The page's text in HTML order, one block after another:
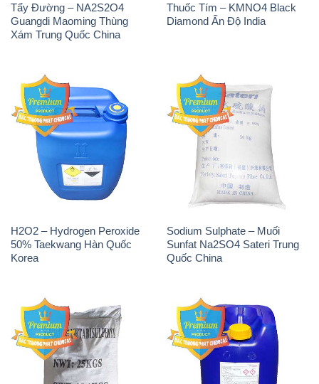
Tẩy Đường – NA2S2O4
Guangdi Maoming Thùng
Xám Trung Quốc China
Thuốc Tím – KMNO4 Black
Diamond Ấn Độ India
H2O2 – Hydrogen Peroxide
50% Taekwang Hàn Quốc
Korea
Sodium Sulphate – Muối
Sunfat Na2SO4 Sateri Trung
Quốc China